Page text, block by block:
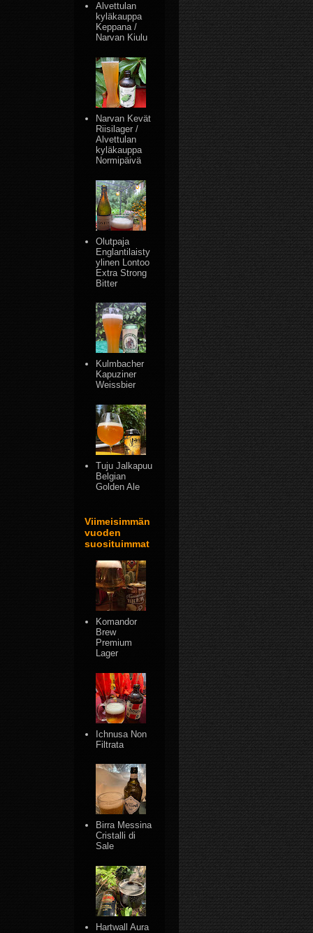
Alvettulan
kyläkauppa
Keppana /
Narvan Kiulu
Narvan Kevät
Riisilager /
Alvettulan
kyläkauppa
Normipäivä
Olutpaja
Englantilaisty
ylinen Lontoo
Extra Strong
Bitter
Kulmbacher
Kapuziner
Weissbier
Tuju Jalkapuu
Belgian
Golden Ale
Viimeisimmän
vuoden
suosituimmat
Komandor
Brew
Premium
Lager
Ichnusa Non
Filtrata
Birra Messina
Cristalli di
Sale
Hartwall Aura